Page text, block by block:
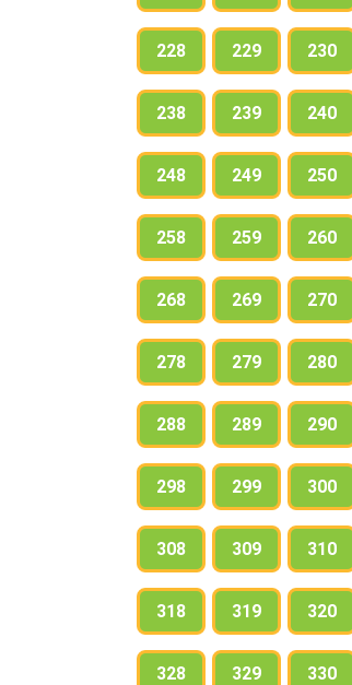
228 229 230
238 239 240
248 249 250
258 259 260
268 269 270
278 279 280
288 289 290
298 299 300
308 309 310
318 319 320
328 329 330